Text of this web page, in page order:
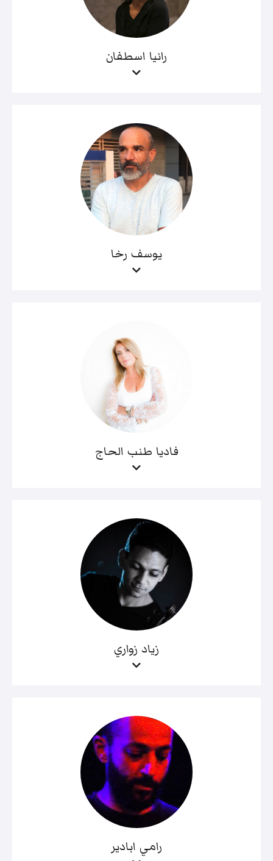
رانيا اسطفان
يوسف رخا
فاديا طنب الحاج
زياد زواري
رامي ابادير